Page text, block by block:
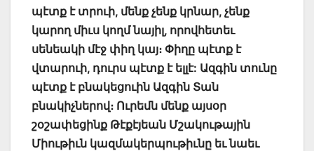
պէտք է տրուի, մենք չենք կրնար, չենք
կարող միւս կողմ նայիլ, որովհետեւ
սենեակի մէջ փիղ կայ։ Փիղը պէտք է
վտարուի, դուրս պէտք է ելլէ: Ազգին տունը
պէտք է բնակեցուին Ազգին Տան
բնակիչներով։ Ուրեմն մենք այսօր
շօշափեցինք Թէքէյեան Մշակութային
Միութիւն կազմակերպութիւնը եւ նաեւ